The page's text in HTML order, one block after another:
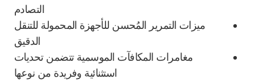
التصادم
ميزات التمرير المُحسن للأجهزة المحمولة للتنقل
الدقيق
مغامرات المكافآت الموسمية تتضمن تحديات
استثنائية وفريدة من نوعها